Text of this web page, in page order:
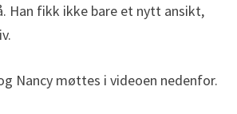
Han fikk ikke bare et nytt ansikt,
Nancy møttes i videoen nedenfor.